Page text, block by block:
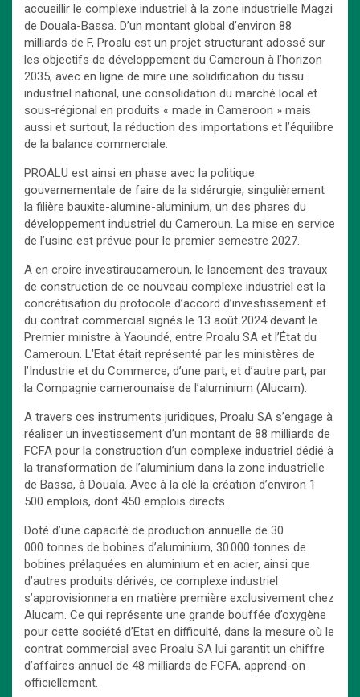
accueillir le complexe industriel à la zone industrielle Magzi
de Douala-Bassa. D’un montant global d’environ 88
milliards de F, Proalu est un projet structurant adossé sur
les objectifs de développement du Cameroun à l’horizon
2035, avec en ligne de mire une solidification du tissu
industriel national, une consolidation du marché local et
sous-régional en produits « made in Cameroon » mais
aussi et surtout, la réduction des importations et l’équilibre
de la balance commerciale.
PROALU est ainsi en phase avec la politique
gouvernementale de faire de la sidérurgie, singulièrement
la filière bauxite-alumine-aluminium, un des phares du
développement industriel du Cameroun. La mise en service
de l’usine est prévue pour le premier semestre 2027.
A en croire investiraucameroun, le lancement des travaux
de construction de ce nouveau complexe industriel est la
concrétisation du protocole d’accord d’investissement et
du contrat commercial signés le 13 août 2024 devant le
Premier ministre à Yaoundé, entre Proalu SA et l’État du
Cameroun. L’Etat était représenté par les ministères de
l’Industrie et du Commerce, d’une part, et d’autre part, par
la Compagnie camerounaise de l’aluminium (Alucam).
A travers ces instruments juridiques, Proalu SA s’engage à
réaliser un investissement d’un montant de 88 milliards de
FCFA pour la construction d’un complexe industriel dédié à
la transformation de l’aluminium dans la zone industrielle
de Bassa, à Douala. Avec à la clé la création d’environ 1
500 emplois, dont 450 emplois directs.
Doté d’une capacité de production annuelle de 30
000 tonnes de bobines d’aluminium, 30 000 tonnes de
bobines prélaquées en aluminium et en acier, ainsi que
d’autres produits dérivés, ce complexe industriel
s’approvisionnera en matière première exclusivement chez
Alucam. Ce qui représente une grande bouffée d’oxygène
pour cette société d’Etat en difficulté, dans la mesure où le
contrat commercial avec Proalu SA lui garantit un chiffre
d’affaires annuel de 48 milliards de FCFA, apprend-on
officiellement.